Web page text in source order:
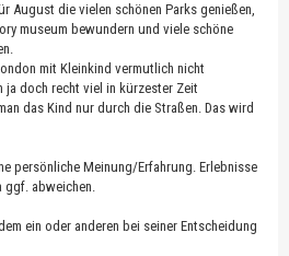
August die vielen schönen Parks genießen,
museum bewundern und viele schöne
mit Kleinkind vermutlich nicht
ja doch recht viel in kürzester Zeit
das Kind nur durch die Straßen. Das wird
persönliche Meinung/Erfahrung. Erlebnisse
ggf. abweichen.
ein oder anderen bei seiner Entscheidung